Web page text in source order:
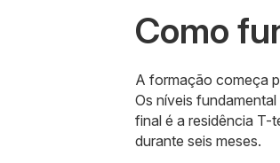
Como
A formação começa
Os níveis
final é a residência T-
durante seis meses.